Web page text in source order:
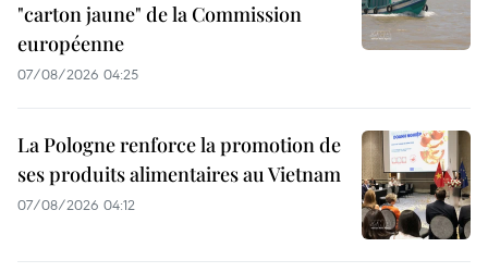
"carton jaune" de la Commission
européenne
07/08/2026 04:25
La Pologne renforce la promotion de
ses produits alimentaires au Vietnam
07/08/2026 04:12